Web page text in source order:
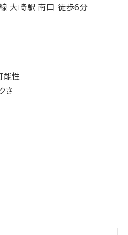
駅 南口 徒歩6分
能性
さ